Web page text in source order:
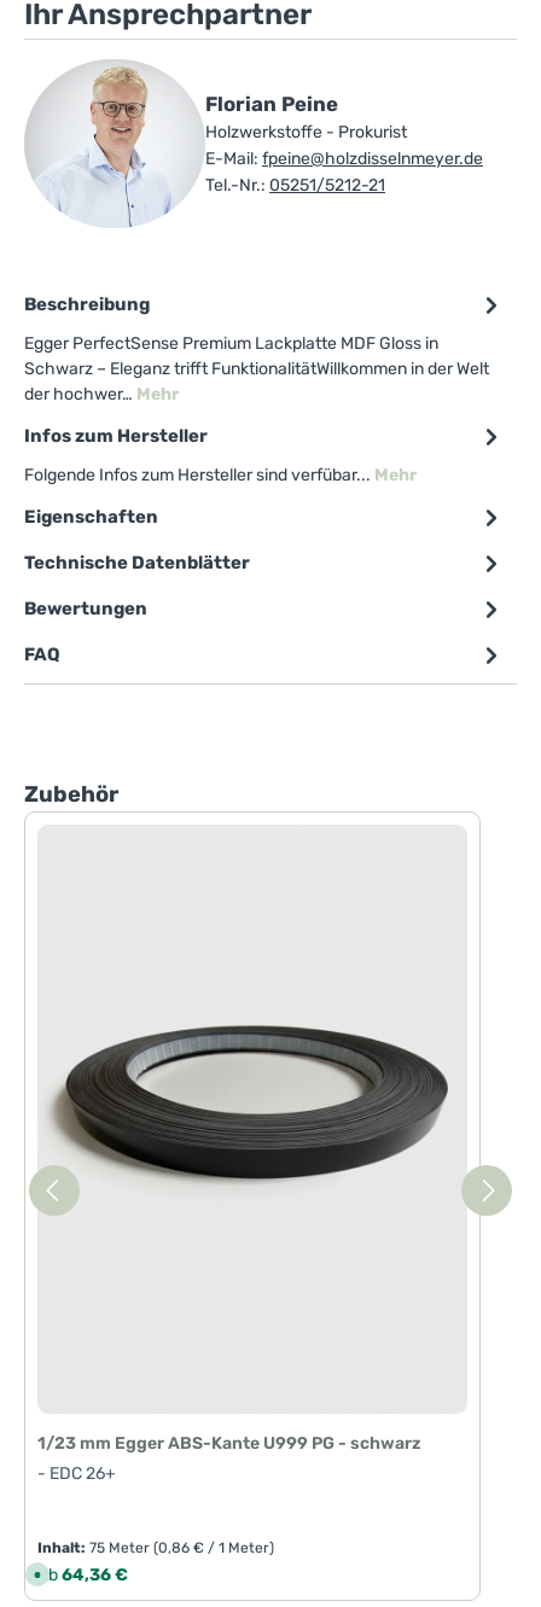
Ihr Ansprechpartner
Florian Peine
Holzwerkstoffe - Prokurist
E-Mail: fpeine@holzdisselnmeyer.de
Tel.-Nr.: 05251/5212-21
Beschreibung
Egger PerfectSense Premium Lackplatte MDF Gloss in
Schwarz – Eleganz trifft FunktionalitätWillkommen in der Welt
der hochwer… Mehr
Infos zum Hersteller
Folgende Infos zum Hersteller sind verfübar... Mehr
Eigenschaften
Technische Datenblätter
Bewertungen
FAQ
Produktgalerie überspringen
Zubehör
1/23 mm Egger ABS-Kante U999 PG - schwarz
- EDC 26+
Inhalt:75 Meter(0,86 € / 1 Meter)
Regulärer Preis:
S
o
f
Ab64,36 €